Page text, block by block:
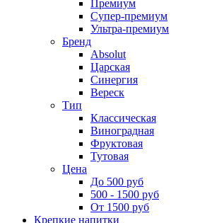
Премиум
Супер-премиум
Ультра-премиум
Бренд
Absolut
Царская
Синергия
Вереск
Тип
Классическая
Виноградная
Фруктовая
Тутовая
Цена
До 500 руб
500 - 1500 руб
От 1500 руб
Крепкие напитки